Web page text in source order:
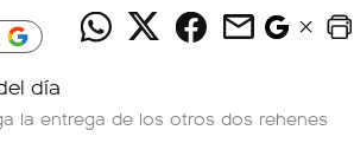
la entrega de los otros dos rehenes